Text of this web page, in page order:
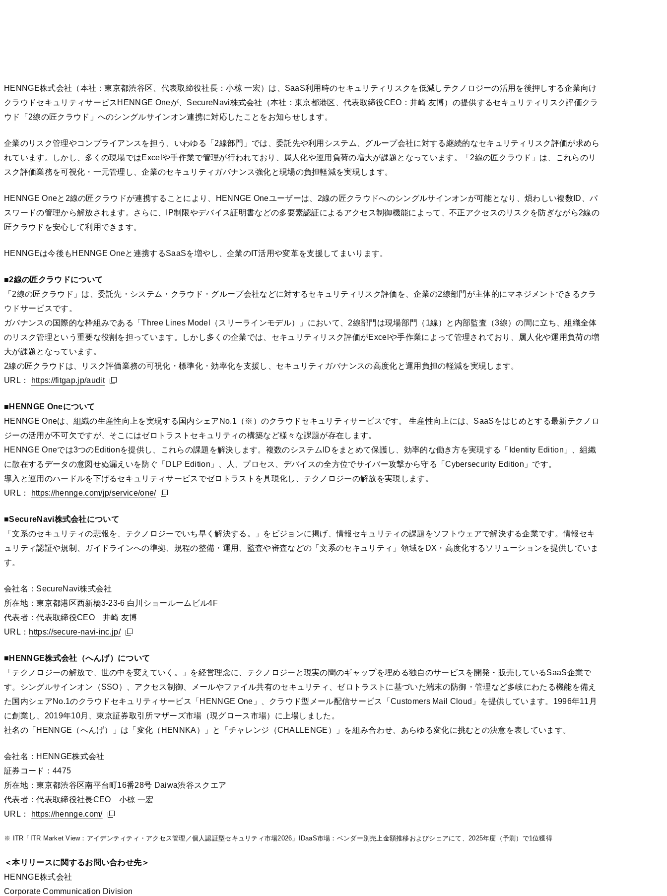
HENNGE株式会社（本社：東京都渋谷区、代表取締役社長：小椋 一宏）は、SaaS利用時のセキュリティリスクを低減しテクノロジーの活用を後押しする企業向け
クラウドセキュリティサービスHENNGE Oneが、SecureNavi株式会社（本社：東京都港区、代表取締役CEO：井崎 友博）の提供するセキュリティリスク評価クラ
ウド「2線の匠クラウド」へのシングルサインオン連携に対応したことをお知らせします。
企業のリスク管理やコンプライアンスを担う、いわゆる「2線部門」では、委託先や利用システム、グループ会社に対する継続的なセキュリティリスク評価が求めら
れています。しかし、多くの現場ではExcelや手作業で管理が行われており、属人化や運用負荷の増大が課題となっています。「2線の匠クラウド」は、これらのリ
スク評価業務を可視化・一元管理し、企業のセキュリティガバナンス強化と現場の負担軽減を実現します。
HENNGE Oneと2線の匠クラウドが連携することにより、HENNGE Oneユーザーは、2線の匠クラウドへのシングルサインオンが可能となり、煩わしい複数ID、パ
スワードの管理から解放されます。さらに、IP制限やデバイス証明書などの多要素認証によるアクセス制御機能によって、不正アクセスのリスクを防ぎながら2線の
匠クラウドを安心して利用できます。
HENNGEは今後もHENNGE Oneと連携するSaaSを増やし、企業のIT活用や変革を支援してまいります。
■2線の匠クラウドについて
「2線の匠クラウド」は、委託先・システム・クラウド・グループ会社などに対するセキュリティリスク評価を、企業の2線部門が主体的にマネジメントできるクラ
ウドサービスです。
ガバナンスの国際的な枠組みである「Three Lines Model（スリーラインモデル）」において、2線部門は現場部門（1線）と内部監査（3線）の間に立ち、組織全体
のリスク管理という重要な役割を担っています。しかし多くの企業では、セキュリティリスク評価がExcelや手作業によって管理されており、属人化や運用負荷の増
大が課題となっています。
2線の匠クラウドは、リスク評価業務の可視化・標準化・効率化を支援し、セキュリティガバナンスの高度化と運用負担の軽減を実現します。
URL：
https://fitgap.jp/audit
https://fitgap.jp/audit
https://fitgap.jp/audit
■HENNGE Oneについて
HENNGE Oneは、組織の生産性向上を実現する国内シェアNo.1（※）のクラウドセキュリティサービスです。 生産性向上には、SaaSをはじめとする最新テクノロ
ジーの活用が不可欠ですが、そこにはゼロトラストセキュリティの構築など様々な課題が存在します。
HENNGE Oneでは3つのEditionを提供し、これらの課題を解決します。複数のシステムIDをまとめて保護し、効率的な働き方を実現する「Identity Edition」、組織
に散在するデータの意図せぬ漏えいを防ぐ「DLP Edition」、人、プロセス、デバイスの全方位でサイバー攻撃から守る「Cybersecurity Edition」です。
導入と運用のハードルを下げるセキュリティサービスでゼロトラストを具現化し、テクノロジーの解放を実現します。
URL：
https://hennge.com/jp/service/one/
https://hennge.com/jp/service/one/
https://hennge.com/jp/service/one/
■SecureNavi株式会社について
「文系のセキュリティの悲報を、テクノロジーでいち早く解決する。」をビジョンに掲げ、情報セキュリティの課題をソフトウェアで解決する企業です。情報セキ
ュリティ認証や規制、ガイドラインへの準拠、規程の整備・運用、監査や審査などの「文系のセキュリティ」領域をDX・高度化するソリューションを提供していま
す。
会社名：SecureNavi株式会社
所在地：東京都港区西新橋3-23-6 白川ショールームビル4F
代表者：代表取締役CEO 井崎 友博
URL： https://secure-navi-inc.jp/
https://secure-navi-inc.jp/
https://secure-navi-inc.jp/
■HENNGE株式会社（へんげ）について
「テクノロジーの解放で、世の中を変えていく。」を経営理念に、テクノロジーと現実の間のギャップを埋める独自のサービスを開発・販売しているSaaS企業で
す。シングルサインオン（SSO）、アクセス制御、メールやファイル共有のセキュリティ、ゼロトラストに基づいた端末の防御・管理など多岐にわたる機能を備え
た国内シェアNo.1のクラウドセキュリティサービス「HENNGE One」、クラウド型メール配信サービス「Customers Mail Cloud」を提供しています。1996年11月
に創業し、2019年10月、東京証券取引所マザーズ市場（現グロース市場）に上場しました。
社名の「HENNGE（へんげ）」は「変化（HENNKA）」と「チャレンジ（CHALLENGE）」を組み合わせ、あらゆる変化に挑むとの決意を表しています。
会社名：HENNGE株式会社
証券コード：4475
所在地：東京都渋谷区南平台町16番28号 Daiwa渋谷スクエア
代表者：代表取締役社⻑CEO 小椋 一宏
URL：
https://hennge.com/
https://hennge.com/
https://hennge.com/
※ ITR「ITR Market View：アイデンティティ・アクセス管理／個人認証型セキュリティ市場2026」IDaaS市場：ベンダー別売上金額推移およびシェアにて、2025年度（予測）で1位獲得
＜本リリースに関するお問い合わせ先＞
HENNGE株式会社
Corporate Communication Division